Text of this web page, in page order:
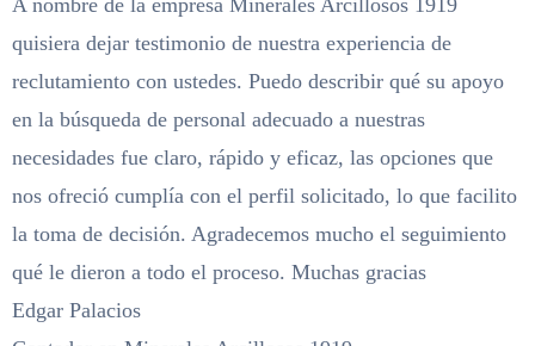
A nombre de la empresa Minerales Arcillosos 1919
quisiera dejar testimonio de nuestra experiencia de
reclutamiento con ustedes. Puedo describir qué su apoyo
en la búsqueda de personal adecuado a nuestras
necesidades fue claro, rápido y eficaz, las opciones que
nos ofreció cumplía con el perfil solicitado, lo que facilito
la toma de decisión. Agradecemos mucho el seguimiento
qué le dieron a todo el proceso. Muchas gracias
Edgar Palacios